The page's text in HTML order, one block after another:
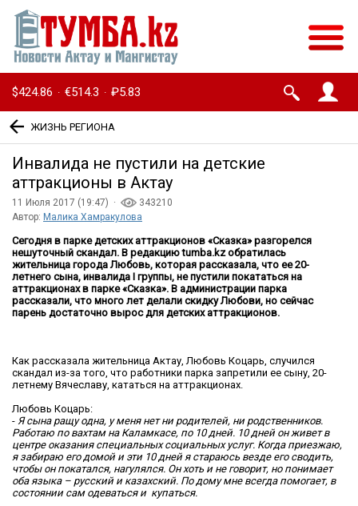
$424.86 · €514.3 · ₽5.83
ЖИЗНЬ РЕГИОНА
Инвалида не пустили на детские
аттракционы в Актау
11 Июля 2017 (19:47) ·
343210
Автор: Малика Хамракулова
Сегодня в парке детских аттракционов «Сказка» разгорелся
нешуточный скандал. В редакциюtumba.kzобратилась
жительница города Любовь, которая рассказала, что ее 20-
летнего сына, инвалида I группы, не пустили покататься на
аттракционах в парке «Сказка». В администрации парка
рассказали, что много лет делали скидку Любови, но сейчас
парень достаточно вырос для детских аттракционов.
Как рассказала жительница Актау, Любовь Коцарь, случился
скандал из-за того, что работники парка запретили ее сыну, 20-
летнему Вячеславу, кататься на аттракционах.
Любовь Коцарь:
- Я сына ращу одна, у меня нет ни родителей, ни родственников.
Работаю по вахтам на Каламкасе, по 10 дней. 10 дней он живет в
центре оказания специальных социальных услуг. Когда приезжаю,
я забираю его домой и эти 10 дней я стараюсь везде его сводить,
чтобы он покатался, нагулялся. Он хоть и не говорит, но понимает
оба языка – русский и казахский. По дому мне всегда помогает, в
состоянии сам одеваться и купаться.